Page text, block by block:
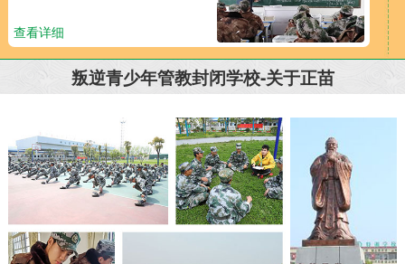
查看详细
叛逆青少年管教封闭学校-关于正苗